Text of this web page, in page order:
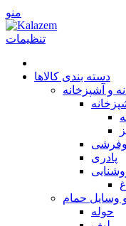
منو
تنظیمات
دسته بندی کالاها
و آشپزخانه
پا‌دری
وسایل حمام
حوله